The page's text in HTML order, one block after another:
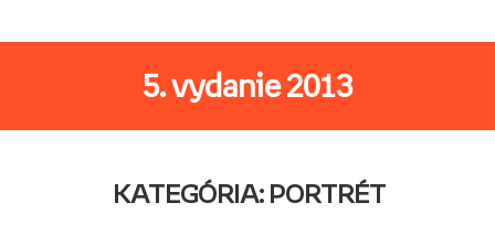
5. vydanie 2013
KATEGÓRIA: PORTRÉT